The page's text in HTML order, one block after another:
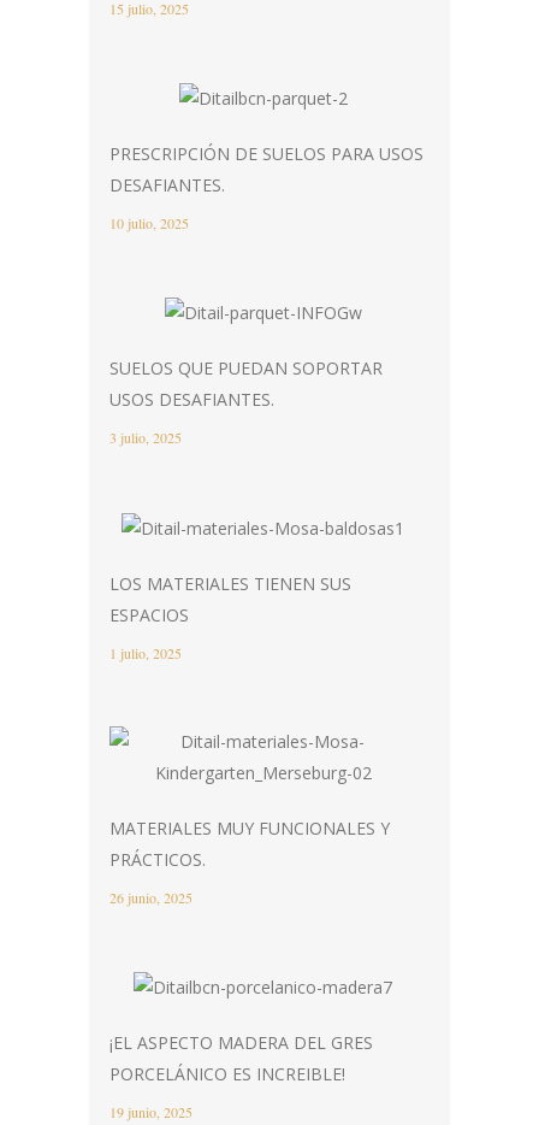
15 julio, 2025
PRESCRIPCIÓN DE SUELOS PARA USOS
DESAFIANTES.
10 julio, 2025
SUELOS QUE PUEDAN SOPORTAR
USOS DESAFIANTES.
3 julio, 2025
LOS MATERIALES TIENEN SUS
ESPACIOS
1 julio, 2025
MATERIALES MUY FUNCIONALES Y
PRÁCTICOS.
26 junio, 2025
¡EL ASPECTO MADERA DEL GRES
PORCELÁNICO ES INCREIBLE!
19 junio, 2025